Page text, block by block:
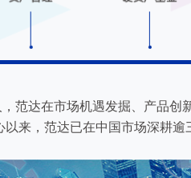
范达在市场机遇发掘、产品创
来，范达已在中国市场深耕逾